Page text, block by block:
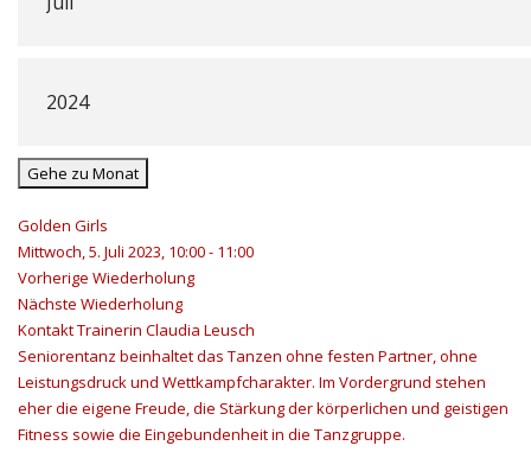
Gehe zu Monat
Golden Girls
Mittwoch, 5. Juli 2023, 10:00 - 11:00
Vorherige Wiederholung
Nächste Wiederholung
KontaktTrainerin Claudia Leusch
Seniorentanz beinhaltet das Tanzen ohne festen Partner, ohne
Leistungsdruck und Wettkampfcharakter. Im Vordergrund stehen
eher die eigene Freude, die Stärkung der körperlichen und geistigen
Fitness sowie die Eingebundenheit in die Tanzgruppe.